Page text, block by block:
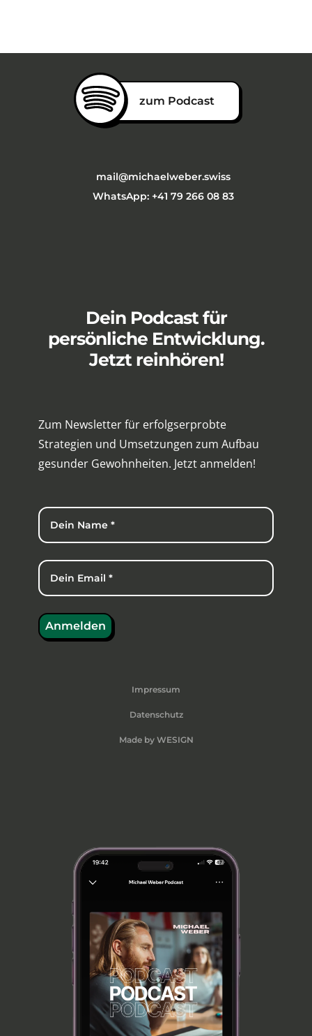
zum Podcast
mail@michaelweber.swiss
WhatsApp: +41 79 266 08 83
Dein Podcast für
persönliche Entwicklung.
Jetzt reinhören!
Zum Newsletter für erfolgserprobte
Strategien und Umsetzungen zum Aufbau
gesunder Gewohnheiten. Jetzt anmelden!
Impressum
Datenschutz
Made by WESIGN